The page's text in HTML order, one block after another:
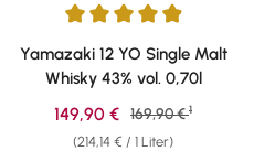
4.81 von 5 Sternen
Durchschnittliche Bewertung
Yamazaki 12 YO Single Malt
Whisky 43% vol. 0,70l
(214,14 € / 1 Liter)
Verkaufspreis:
149,90 € Regulärer Preis:
169,90 € 1